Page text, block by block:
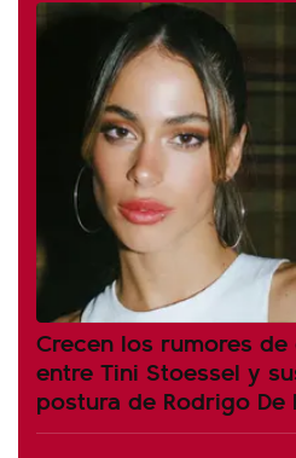
Crecen los rumores
entre Tini Stoessel y
postura de Rodrigo De